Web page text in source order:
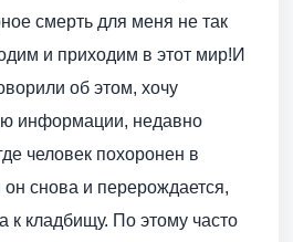
смерть для меня не так
и приходим в этот мир!И
об этом, хочу
информации, недавно
человек похоронен в
снова и перерождается,
к кладбищу. По этому часто